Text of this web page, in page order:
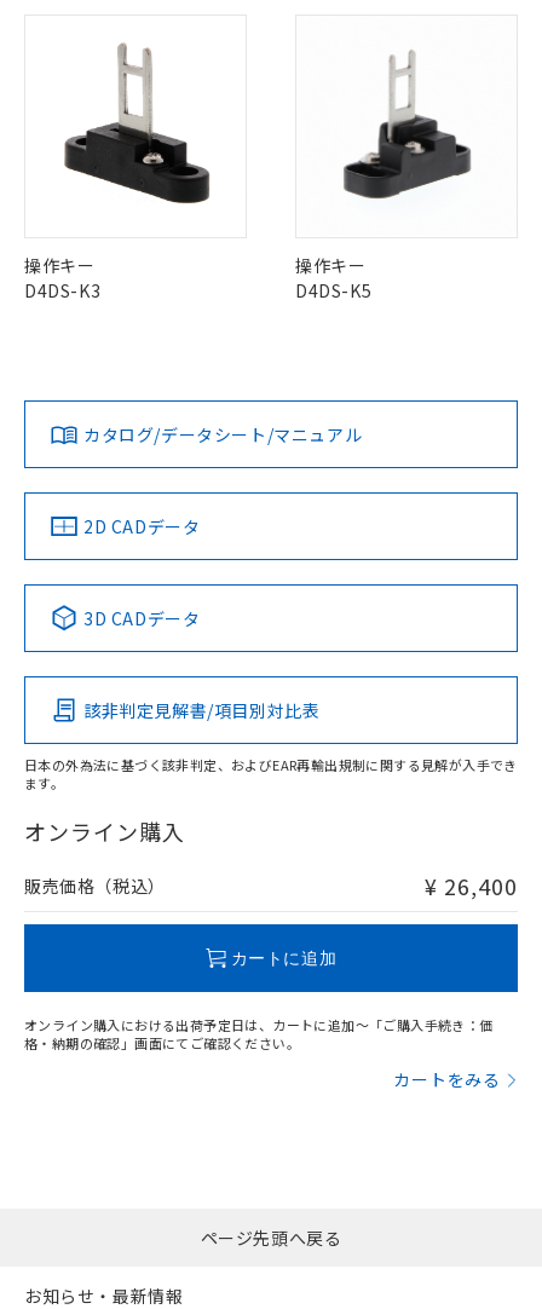
"対応済み"や非含有の記載がされた商品であっても、流通
在庫等で未対応品が混在する可能性があります。
非含有品が必要な際は、弊社営業部門もしくは販売店へお
問い合わせください。
操作キー
D4DS-K3
操作キー
D4DS-K5
カタログ/データシート/マニュアル
2D CADデータ
3D CADデータ
該非判定見解書/項目別対比表
日本の外為法に基づく該非判定、およびEAR再輸出規制に関する見解が入手でき
ます。
オンライン購入
販売価格（税込） ¥ 26,400
カートに追加
オンライン購入における出荷予定日は、カートに追加～「ご購入手続き：価
格・納期の確認」画面にてご確認ください。
カートをみる
(税抜)を提供させていただくもので
当社制御機器事業取扱商品の中には、
本サービスの対象外となる商品もある
ことをご了承ください。
在庫状況および標準価格照会結果は、
記載している更新日時点での社内デー
タに基づき作成されるものであり、閲
準価格とは異なる場合があることをご
正式な納期状況および標準価格はお客
オムロン制御機器販売店や当社販売拠
ください。
在庫状況および標準価格結果を当社の
事前の承諾なく第三者に漏洩または開
示しないようお願いします。
あります。
お客様が当ウェブサイト上で当社にご
登録された部品リストについて、当社
および当社の共同利用者が、当社の製
品・サービスに関するお客様との取
引・商談に必要な範囲で利用すること
をご了承ください。
の共同利用に関して"
指します。
害物質有無と関係のない商品です。
仕入先様の事情により、非含有部品として
いたものが、含有品と判明した場合などや
むを得ず変更することがあります。
*EU RoHS指令（10物質）：
鉛(Pb) 1000ppm以下、 水銀(Hg) 1000ppm以下、 カド
六価クロム(Cr(Ⅵ)) 1000ppm以下、ポリ臭化ビフェニル
(PBDE) 1000ppm以下、フタル酸ビス(2-エチルヘキシ
ル) (DEHP)(別名：DOP) 1000ppm以下、フタル酸ブチ
フタル酸エステル類の４物質については閾値を超える意
※2 対応予定月
部品在庫の切り替え状況などにより、予定
月が前後することがあります。
下記の非含有証明書をダウンロードするこ
とができます。
51物質の非含有証明書（当社基準）
※本証明書は発行日時点で非含有を証明す
ものではありません。
また、RoHS指令のフタル酸エステル類４
物質の対応では、対応完了までの期間は出
荷製品に未対応品が混在することから備考
欄に対応日を記載しておりました。
既に当社にて対応品への在庫切替を完了
していることから、特段のことがない限
り、2022年1月12日より割愛しておりま
「○」：最大均質材料含有率が中国RoHSの
基準値以下であることを示します。
「×」：最大均質材料含有率が中国RoHSの
基準値を超えていることを示します。
「－」：未確認です。当社販売部門へお問
い合わせください。
*中国RoHS10物質の基準値 (GB/T26572)：
ム) : 100ppm、
Cr(Ⅵ)(六価クロム) : 1000ppm、 PBBs(ポリ臭化ビフェ
ニル類) : 1000ppm、 PBDEs(ポリ臭化ジフェニルエーテ
ル類) : 1000ppm、
※2 環境保護使用期限
「10」：通常の使用状況下において有害物
質が外部に漏えいし、環境に深刻な影響を
及ぼさない年数を意味します。
「－」：未確認です。当社販売部門へお問
当社は、これら貴社製品のうち、外国
為替および外国貿易法に定める商品
（以下｢規制貨物等」という）を輸出
または国外への提供する場合は、日本
国政府の輸出許可(または役務取引許
可)を取得するなどの必要な手続きを
当社は規制貨物を破棄する場合は、完
使用いたしません。
当社は、貴社製品を第三者に販売する
場合は、上記1、2および3の内容を当
該第三者に通知します。また当社は、
販売先および販売に係わる関係者が違
法に輸出するおそれがある場合は、取
り引きをいたしません。
合意する キャンセル
記
説明
一定数以上の在庫あり
たはお客様担当のオムロン制御
機器販売店・当社販売員にご確
認ください)
ページ先頭へ戻る
お知らせ・最新情報